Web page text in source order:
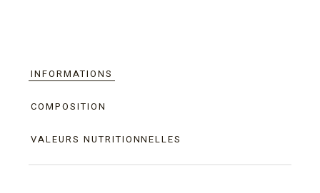
INFORMATIONS
COMPOSITION
VALEURS NUTRITIONNELLES